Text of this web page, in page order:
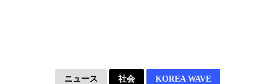
ニュース 社会 KOREA WAVE